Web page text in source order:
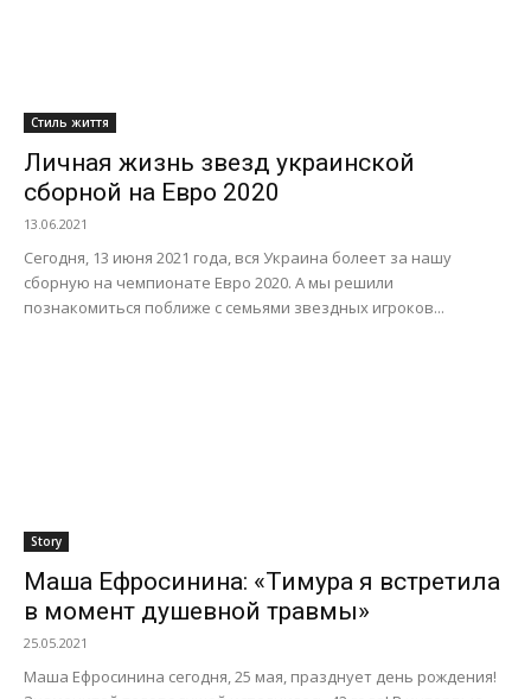
Стиль життя
Личная жизнь звезд украинской
сборной на Евро 2020
13.06.2021
Сегодня, 13 июня 2021 года, вся Украина болеет за нашу
сборную на чемпионате Евро 2020. А мы решили
познакомиться поближе с семьями звездных игроков...
Story
Маша Ефросинина: «Тимура я встретила
в момент душевной травмы»
25.05.2021
Маша Ефросинина сегодня, 25 мая, празднует день рождения!